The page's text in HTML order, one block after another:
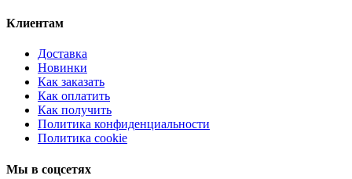
Клиентам
Доставка
Новинки
Как заказать
Как оплатить
Как получить
Политика конфиденциальности
Политика cookie
Мы в соцсетях